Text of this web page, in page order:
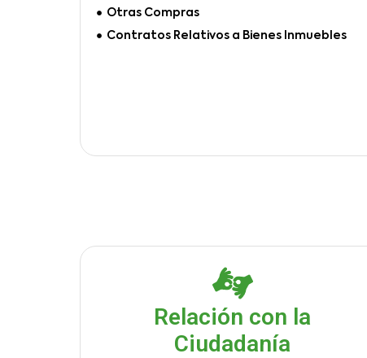
Otras Compras
Contratos Relativos a Bienes Inmuebles
Relación con la
Ciudadanía